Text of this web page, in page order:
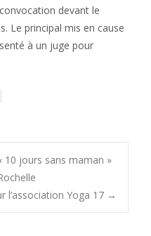
devant le
Le principal mis en cause
à un juge pour
10 jours sans maman »
l’association Yoga 17 →